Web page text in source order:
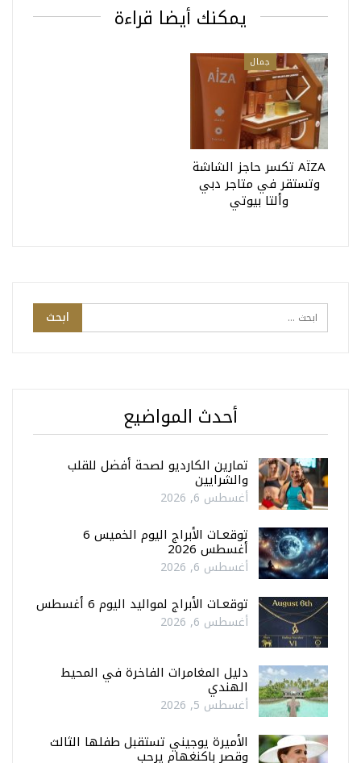
يمكنك أيضا قراءة
جمال
AÏZA تكسر حاجز الشاشة
وتستقر في متاجر دبي
وألتا بيوتي
أحدث المواضيع
تمارين الكارديو لصحة أفضل للقلب
والشرايين
أغسطس 6, 2026
توقعـات الأبراج اليوم الخميس 6
أغسطس 2026
أغسطس 6, 2026
توقعـات الأبراج لمواليد اليوم 6 أغسطس
أغسطس 6, 2026
دليل المغامرات الفاخرة في المحيط
الهندي
أغسطس 5, 2026
الأميرة يوجيني تستقبل طفلها الثالث
وقصر باكنغهام يرحب